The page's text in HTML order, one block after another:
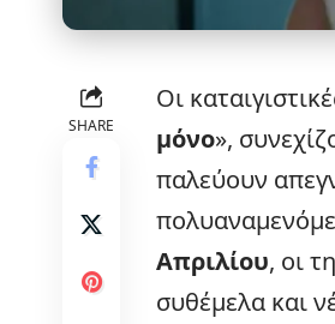
SHARE
Οι
μόνο»,
παλεύουν
Απριλίου, οι
συθέμελα και